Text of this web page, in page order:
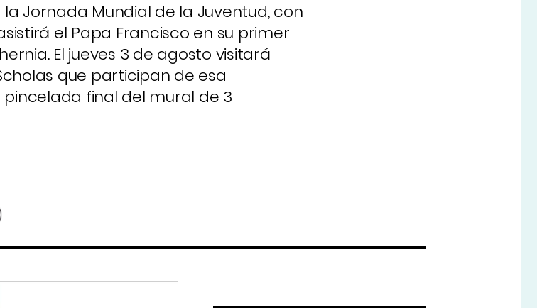
Jornada Mundial de la Juventud, con
el Papa Francisco en su primer
El jueves 3 de agosto visitará
que participan de esa
final del mural de 3